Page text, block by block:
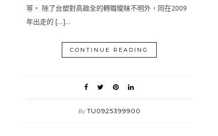
等。 除了台塑對高啟全的轉職曖昧不明外，同在2009
年出走的 […]…
CONTINUE READING
By TU0925399900